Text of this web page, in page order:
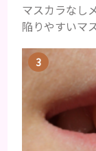
マスカラなし
陥りやすいマ
やけて見え
りがち ③フ
える ①アイ
いつものメ
メリハリがな
らず、ぼやけ